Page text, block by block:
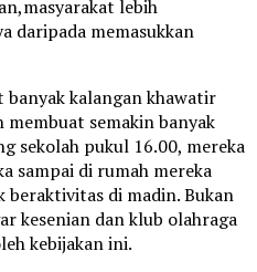
lebih
daripada memasukkan
kalangan khawatir
semakin banyak
sekolah pukul 16.00, mereka
sampai di rumah mereka
di madin. Bukan
kesenian dan klub olahraga
kebijakan ini.